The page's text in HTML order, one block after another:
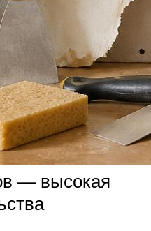
— высокая